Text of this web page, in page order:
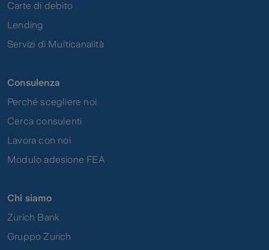
Carte di debito
Lending
Servizi di Multicanalità
Consulenza
Perché scegliere noi
Cerca consulenti
Lavora con noi
Modulo adesione FEA
Chi siamo
Zurich Bank
Gruppo Zurich